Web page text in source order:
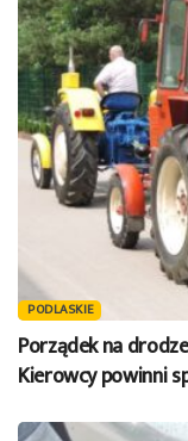
PODLASKIE
Porządek na
Kierowcy powinni